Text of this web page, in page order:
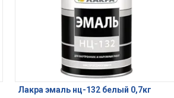
Лакра эмаль нц-132 белый 0,7кг